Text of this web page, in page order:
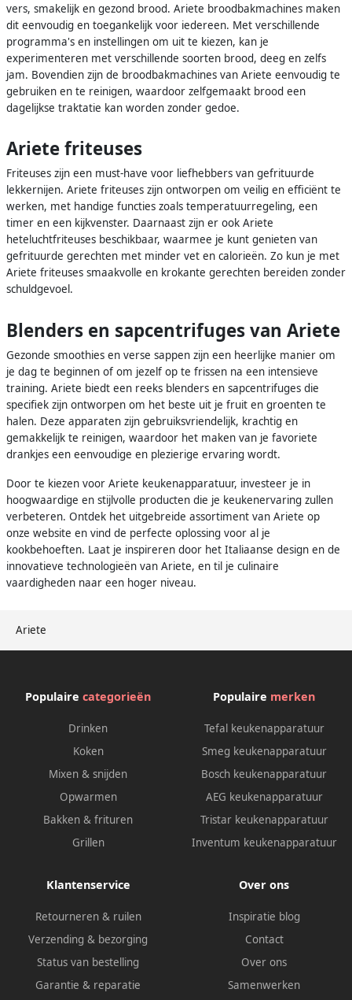
Ariete
vers, smakelijk en gezond brood. Ariete broodbakmachines maken
dit eenvoudig en toegankelijk voor iedereen. Met verschillende
programma's en instellingen om uit te kiezen, kan je
experimenteren met verschillende soorten brood, deeg en zelfs
jam. Bovendien zijn de broodbakmachines van Ariete eenvoudig te
gebruiken en te reinigen, waardoor zelfgemaakt brood een
dagelijkse traktatie kan worden zonder gedoe.
Ariete friteuses
Friteuses zijn een must-have voor liefhebbers van gefrituurde
lekkernijen. Ariete friteuses zijn ontworpen om veilig en efficiënt te
werken, met handige functies zoals temperatuurregeling, een
timer en een kijkvenster. Daarnaast zijn er ook Ariete
heteluchtfriteuses beschikbaar, waarmee je kunt genieten van
gefrituurde gerechten met minder vet en calorieën. Zo kun je met
Ariete friteuses smaakvolle en krokante gerechten bereiden zonder
schuldgevoel.
Blenders en sapcentrifuges van Ariete
Gezonde smoothies en verse sappen zijn een heerlijke manier om
je dag te beginnen of om jezelf op te frissen na een intensieve
training. Ariete biedt een reeks blenders en sapcentrifuges die
specifiek zijn ontworpen om het beste uit je fruit en groenten te
halen. Deze apparaten zijn gebruiksvriendelijk, krachtig en
gemakkelijk te reinigen, waardoor het maken van je favoriete
drankjes een eenvoudige en plezierige ervaring wordt.
Door te kiezen voor Ariete keukenapparatuur, investeer je in
hoogwaardige en stijlvolle producten die je keukenervaring zullen
verbeteren. Ontdek het uitgebreide assortiment van Ariete op
onze website en vind de perfecte oplossing voor al je
kookbehoeften. Laat je inspireren door het Italiaanse design en de
innovatieve technologieën van Ariete, en til je culinaire
vaardigheden naar een hoger niveau.
Populaire categorieën
Drinken
Koken
Mixen & snijden
Opwarmen
Bakken & frituren
Grillen
Populaire merken
Tefal keukenapparatuur
Smeg keukenapparatuur
Bosch keukenapparatuur
AEG keukenapparatuur
Tristar keukenapparatuur
Inventum keukenapparatuur
Klantenservice
Retourneren & ruilen
Verzending & bezorging
Status van bestelling
Garantie & reparatie
Over ons
Inspiratie blog
Contact
Over ons
Samenwerken